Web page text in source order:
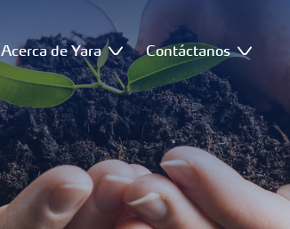
Acerca de Yara Contáctanos